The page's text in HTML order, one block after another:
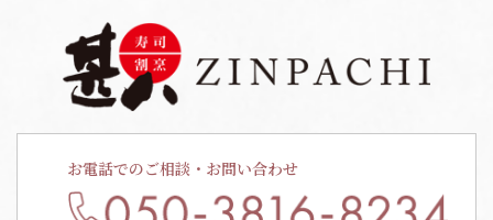
お電話でのご相談・お問い合わせ